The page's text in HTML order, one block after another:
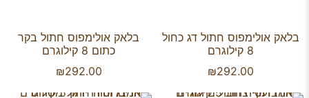
בלאק אולימפוס חתול דג כחול
8 קילוגרם
₪292.00
בלאק אולימפוס חתול בקר
כתום 8 קילוגרם
₪292.00